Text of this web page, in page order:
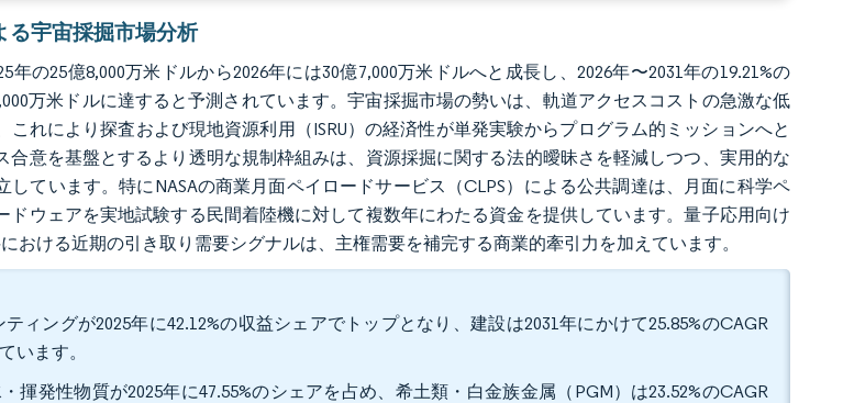
宇宙採掘市場分析
年の25億8,000万米ドルから2026年には30億7,000万米ドルへと成長し、2026年〜2031年の19.21%の
万米ドルに達すると予測されています。宇宙採掘市場の勢いは、軌道アクセスコストの急激な低
これにより探査および現地資源利用（ISRU）の経済性が単発実験からプログラム的ミッションへと
合意を基盤とするより透明な規制枠組みは、資源採掘に関する法的曖昧さを軽減しつつ、実用的な
しています。特にNASAの商業月面ペイロードサービス（CLPS）による公共調達は、月面に科学ペ
ドウェアを実地試験する民間着陸機に対して複数年にわたる資金を提供しています。量子応用向け
おける近期の引き取り需要シグナルは、主権需要を補完する商業的牽引力を加えています。
ィングが2025年に42.12%の収益シェアでトップとなり、建設は2031年にかけて25.85%のCAGR
います。
揮発性物質が2025年に47.55%のシェアを占め、希土類・白金族金属（PGM）は23.52%のCAGR